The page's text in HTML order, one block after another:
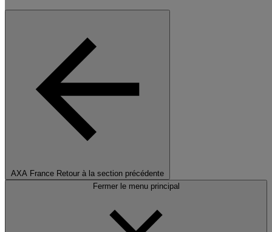
AXA France Retour à la section précédente
Fermer le menu principal